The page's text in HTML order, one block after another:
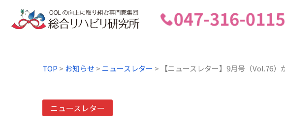
TOP > お知らせ > ニュースレター > 【ニュースレター】9月号（Vol.76
ニュースレター